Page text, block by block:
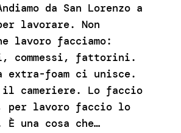
da San Lorenzo a
lavorare. Non
lavoro facciamo:
commessi, fattorini.
extra-foam ci unisce.
cameriere. Lo faccio
per lavoro faccio lo
una cosa che…